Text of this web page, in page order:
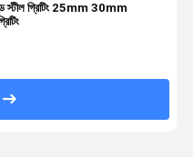
স্টীল গ্রিটিং 25mm 30mm